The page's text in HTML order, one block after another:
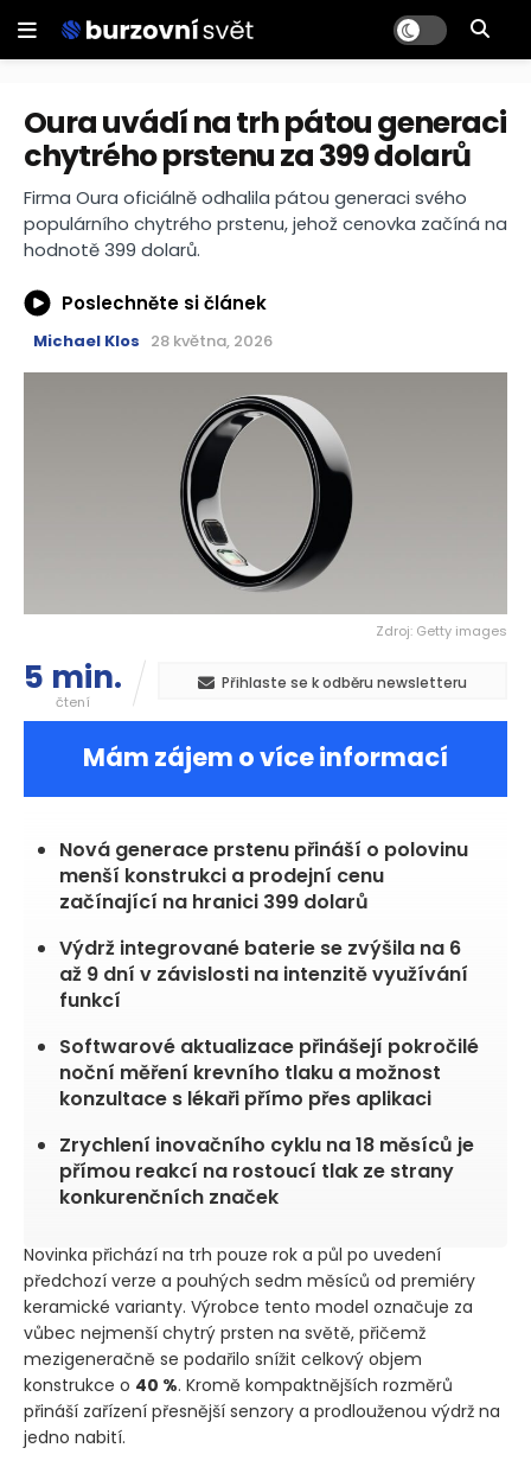
Oura uvádí na trh pátou generaci
chytrého prstenu za 399 dolarů
Firma Oura oficiálně odhalila pátou generaci svého
populárního chytrého prstenu, jehož cenovka začíná na
hodnotě 399 dolarů.
Poslechněte si článek
Michael Klos 28 května, 2026
Zdroj: Getty images
5 min.
čtení
Přihlaste se k odběru newsletteru
Mám zájem o více informací
Nová generace prstenu přináší o polovinu
menší konstrukci a prodejní cenu
začínající na hranici 399 dolarů
Výdrž integrované baterie se zvýšila na 6
až 9 dní v závislosti na intenzitě využívání
funkcí
Softwarové aktualizace přinášejí pokročilé
noční měření krevního tlaku a možnost
konzultace s lékaři přímo přes aplikaci
Zrychlení inovačního cyklu na 18 měsíců je
přímou reakcí na rostoucí tlak ze strany
konkurenčních značek
Novinka přichází na trh pouze rok a půl po uvedení
předchozí verze a pouhých sedm měsíců od premiéry
keramické varianty. Výrobce tento model označuje za
vůbec nejmenší chytrý prsten na světě, přičemž
mezigeneračně se podařilo snížit celkový objem
konstrukce o 40 %. Kromě kompaktnějších rozměrů
přináší zařízení přesnější senzory a prodlouženou výdrž na
jedno nabití.